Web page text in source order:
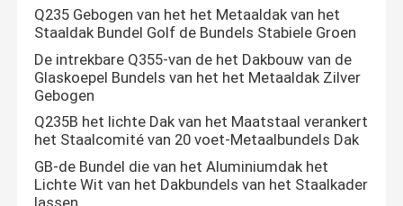
Q235 Gebogen van het het Metaaldak van het
Staaldak Bundel Golf de Bundels Stabiele Groen
De intrekbare Q355-van de het Dakbouw van de
Glaskoepel Bundels van het het Metaaldak Zilver
Gebogen
Q235B het lichte Dak van het Maatstaal verankert
het Staalcomité van 20 voet-Metaalbundels Dak
GB-de Bundel die van het Aluminiumdak het
Lichte Wit van het Dakbundels van het Staalkader
lassen